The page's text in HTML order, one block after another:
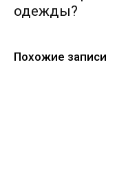
одежды?
Похожие записи